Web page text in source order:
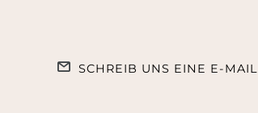
SCHREIB UNS EINE E-MAIL